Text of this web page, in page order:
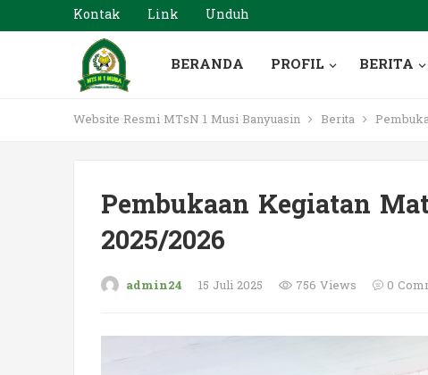
Kontak Link Unduh
BERANDA PROFIL BERITA
Website Resmi MTsN 1 Musi Banyuasin Berita
Pembukaan Kegiatan
2025/2026
admin24 15 Juli 2025 756 Views 0